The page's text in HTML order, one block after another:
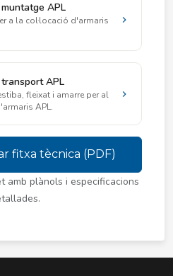
APL
a la col·locació d'armaris
APL
fleixat i amarre per al
APL.
fitxa tècnica (PDF)
amb plànols i especificacions